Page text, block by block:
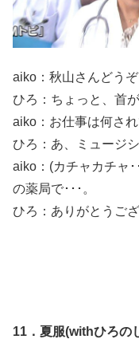
aiko：秋山さんどう
ひろ：ちょっと、首
aiko：お仕事は何さ
ひろ：あ、ミュージシ
aiko：(カチャカチャ
の薬局で･･･。
ひろ：ありがとうご
11．夏服(withひろの